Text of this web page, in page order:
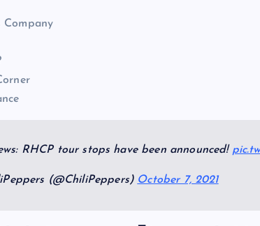
Company
RHCP tour stops have been announced!
(@ChiliPeppers) October 7, 2021